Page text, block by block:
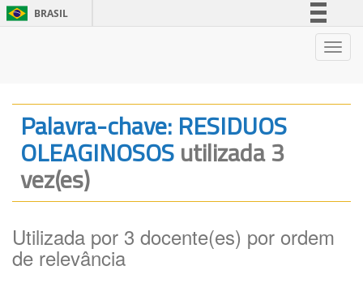
BRASIL
Legislação
Canais
Palavra-chave: RESIDUOS
OLEAGINOSOSutilizada 3
vez(es)
Utilizada por 3 docente(es) por ordem
de relevância